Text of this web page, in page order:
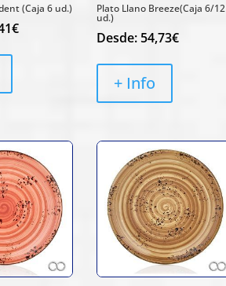
(Caja 6 ud.)
€
Plato Llano Breeze(Caja 6/12
ud.)
Desde: 54,73€
+ Info